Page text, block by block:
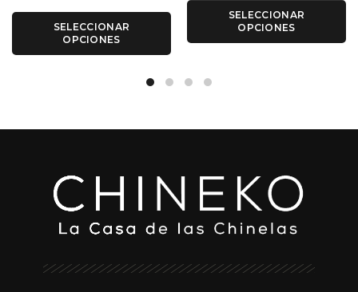
SELECCIONAR
OPCIONES
SELECCIONAR
OPCIONES